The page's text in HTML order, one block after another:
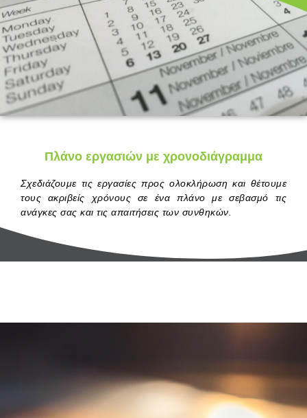
.
Πλάνο εργασιών με χρονοδιάγραμμα
Σχεδιάζουμε τις εργασίες προς ολοκλήρωση και θέτουμε
τους ακριβείς χρόνους σε ένα πλάνο με σεβασμό τις
ανάγκες σας και τις απαιτήσεις των συνθηκών.